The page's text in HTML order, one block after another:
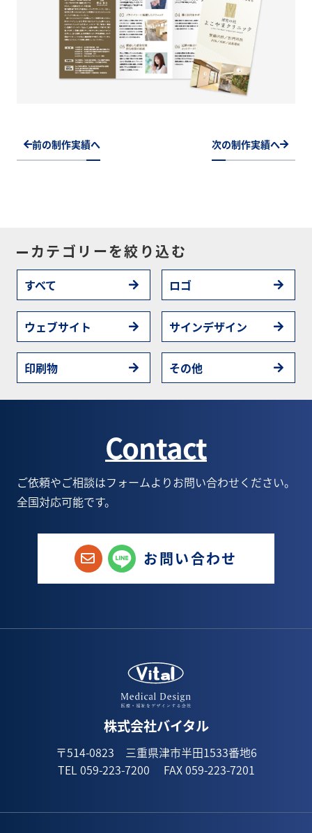
前の制作実績へ 次の制作実績へ
カテゴリーを絞り込む
すべて ロゴ
ウェブサイト サインデザイン
印刷物 その他
Contact
ご依頼やご相談はフォームよりお問い合わせください。
全国対応可能です。
お問い合わせ
株式会社バイタル
〒514-0823 三重県津市半田1533番地6
TEL 059-223-7200 FAX 059-223-7201